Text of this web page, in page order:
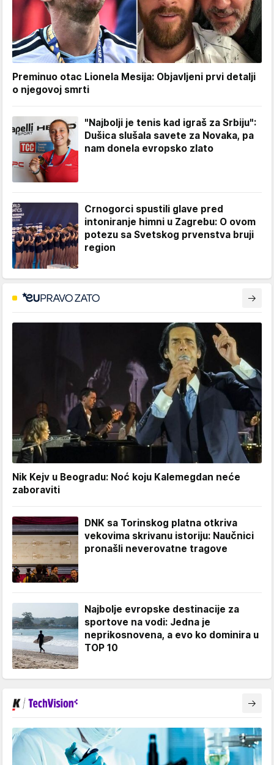
Preminuo otac Lionela Mesija: Objavljeni prvi detalji
o njegovoj smrti
"Najbolji je tenis kad igraš za Srbiju":
Dušica slušala savete za Novaka, pa
nam donela evropsko zlato
Crnogorci spustili glave pred
intoniranje himni u Zagrebu: O ovom
potezu sa Svetskog prvenstva bruji
region
Nik Kejv u Beogradu: Noć koju Kalemegdan neće
zaboraviti
DNK sa Torinskog platna otkriva
vekovima skrivanu istoriju: Naučnici
pronašli neverovatne tragove
Najbolje evropske destinacije za
sportove na vodi: Jedna je
neprikosnovena, a evo ko dominira u
TOP 10